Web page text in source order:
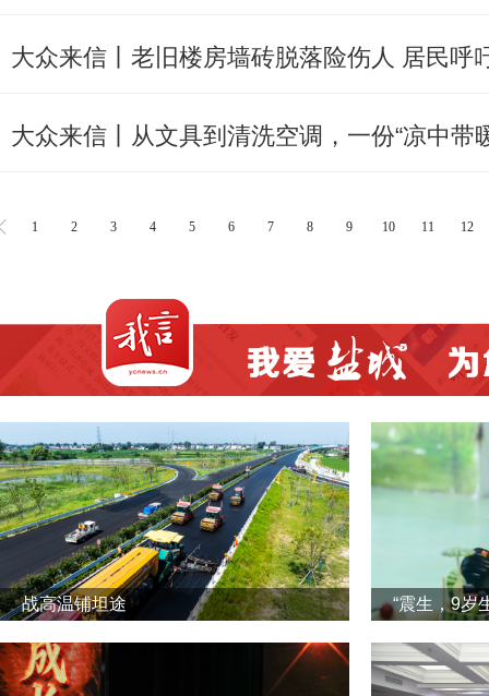
大众来信丨老旧楼房墙砖脱落险伤人 居民呼
大众来信丨从文具到清洗空调，一份“凉中带
1 2 3 4 5 6 7 8 9 10 11 12
战高温铺坦途 “震生，9岁